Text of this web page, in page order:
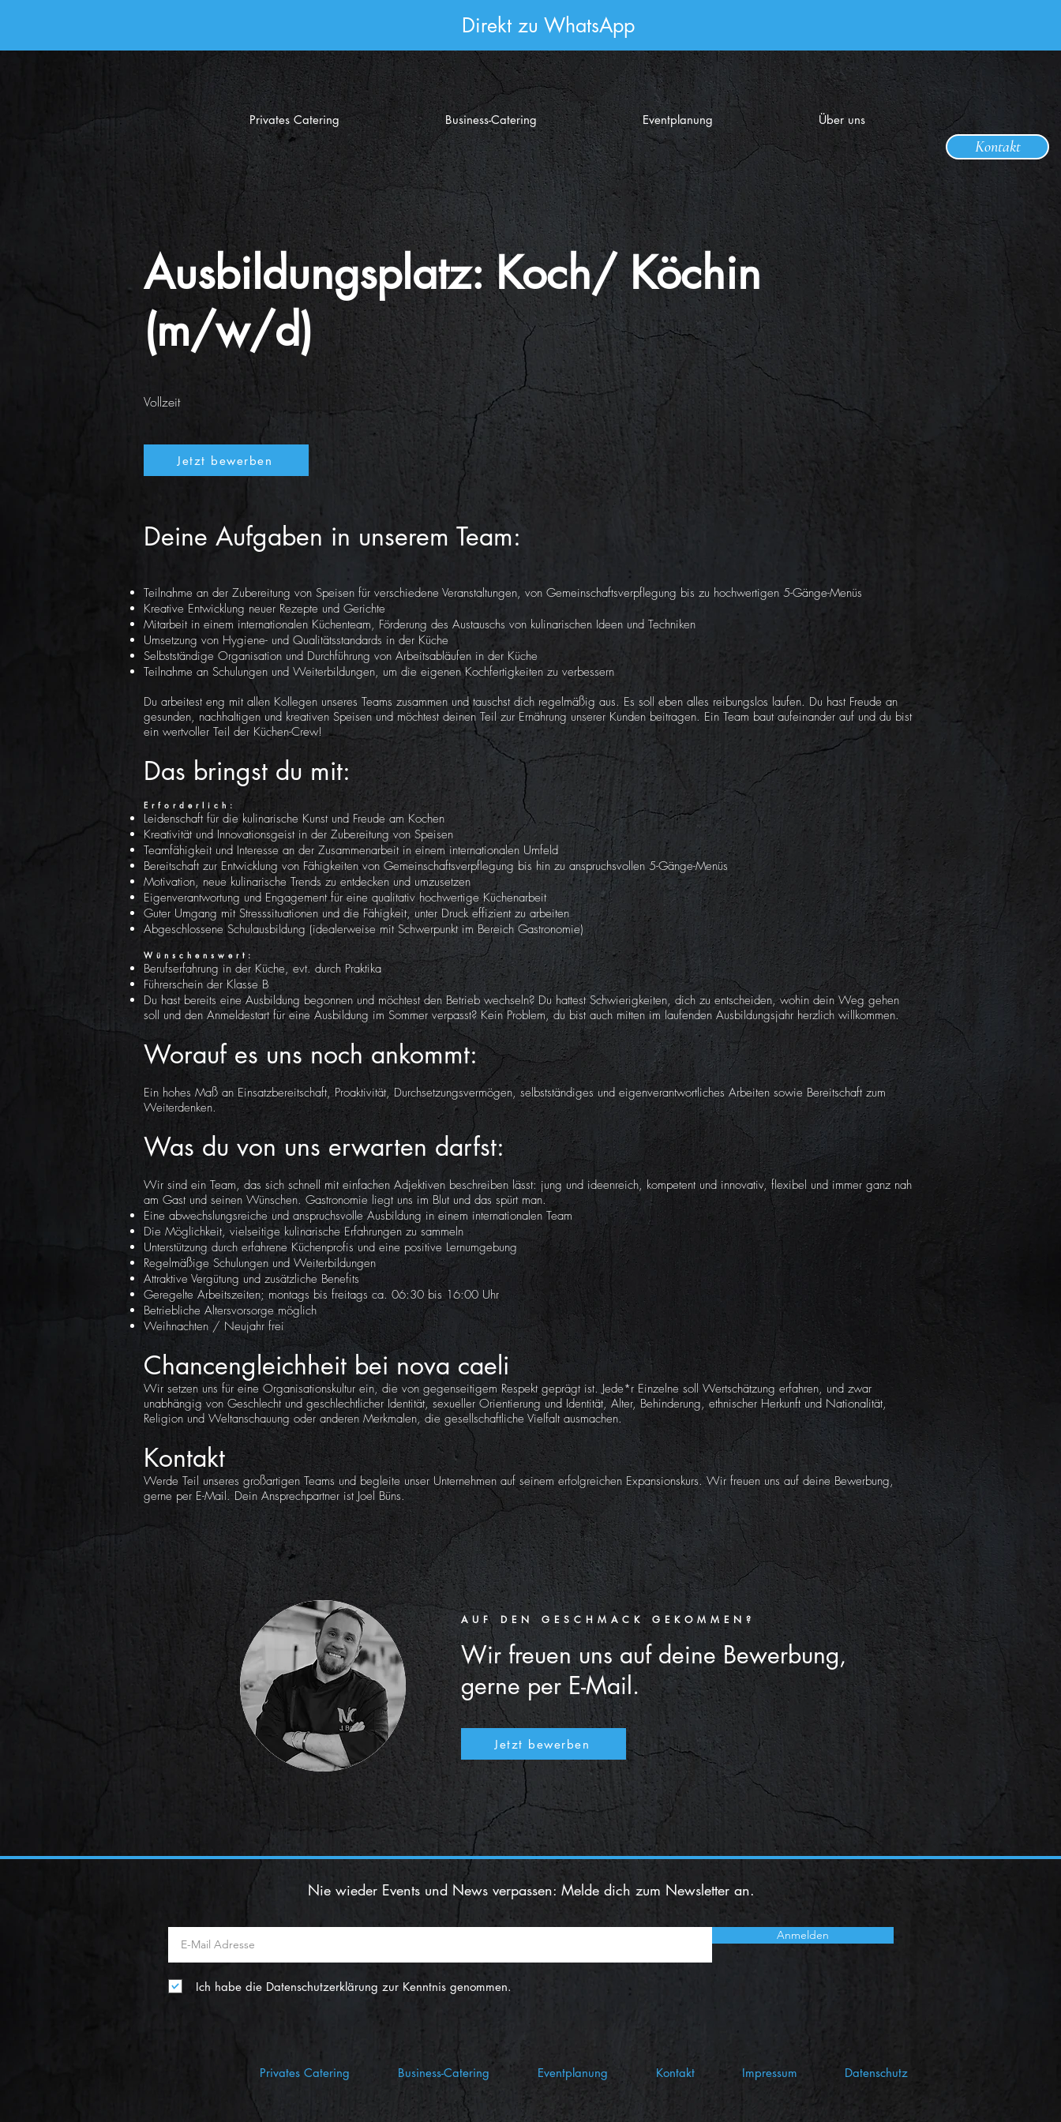
Kontakt
Direkt zu WhatsApp
Privates Catering Business-Catering Eventplanung Über uns
Ausbildungsplatz: Koch/ Köchin
(m/w/d)
Vollzeit
Jetzt bewerben
Deine Aufgaben in unserem Team:
Teilnahme an der Zubereitung von Speisen für verschiedene Veranstaltungen, von Gemeinschaftsverpflegung bis zu hochwertigen 5-Gänge-Menüs
Kreative Entwicklung neuer Rezepte und Gerichte
Mitarbeit in einem internationalen Küchenteam, Förderung des Austauschs von kulinarischen Ideen und Techniken
Umsetzung von Hygiene- und Qualitätsstandards in der Küche
Selbstständige Organisation und Durchführung von Arbeitsabläufen in der Küche
Teilnahme an Schulungen und Weiterbildungen, um die eigenen Kochfertigkeiten zu verbessern
Du arbeitest eng mit allen Kollegen unseres Teams zusammen und tauschst dich regelmäßig aus. Es soll eben alles reibungslos laufen. Du hast Freude an
gesunden, nachhaltigen und kreativen Speisen und möchtest deinen Teil zur Ernährung unserer Kunden beitragen. Ein Team baut aufeinander auf und du bist
ein wertvoller Teil der Küchen-Crew!
Das bringst du mit:
Erforderlich:
Leidenschaft für die kulinarische Kunst und Freude am Kochen
Kreativität und Innovationsgeist in der Zubereitung von Speisen
Teamfähigkeit und Interesse an der Zusammenarbeit in einem internationalen Umfeld
Bereitschaft zur Entwicklung von Fähigkeiten von Gemeinschaftsverpflegung bis hin zu anspruchsvollen 5-Gänge-Menüs
Motivation, neue kulinarische Trends zu entdecken und umzusetzen
Eigenverantwortung und Engagement für eine qualitativ hochwertige Küchenarbeit
Guter Umgang mit Stresssituationen und die Fähigkeit, unter Druck effizient zu arbeiten
Abgeschlossene Schulausbildung (idealerweise mit Schwerpunkt im Bereich Gastronomie)
Wünschenswert:
Berufserfahrung in der Küche, evt. durch Praktika
Führerschein der Klasse B
Du hast bereits eine Ausbildung begonnen und möchtest den Betrieb wechseln? Du hattest Schwierigkeiten, dich zu entscheiden, wohin dein Weg gehen
soll und den Anmeldestart für eine Ausbildung im Sommer verpasst? Kein Problem, du bist auch mitten im laufenden Ausbildungsjahr herzlich willkommen.
Worauf es uns noch ankommt:
Ein hohes Maß an Einsatzbereitschaft, Proaktivität, Durchsetzungsvermögen, selbstständiges und eigenverantwortliches Arbeiten sowie Bereitschaft zum
Weiterdenken.
Was du von uns erwarten darfst:
Wir sind ein Team, das sich schnell mit einfachen Adjektiven beschreiben lässt: jung und ideenreich, kompetent und innovativ, flexibel und immer ganz nah
am Gast und seinen Wünschen. Gastronomie liegt uns im Blut und das spürt man.
Eine abwechslungsreiche und anspruchsvolle Ausbildung in einem internationalen Team
Die Möglichkeit, vielseitige kulinarische Erfahrungen zu sammeln
Unterstützung durch erfahrene Küchenprofis und eine positive Lernumgebung
Regelmäßige Schulungen und Weiterbildungen
Attraktive Vergütung und zusätzliche Benefits
Geregelte Arbeitszeiten; montags bis freitags ca. 06:30 bis 16:00 Uhr
Betriebliche Altersvorsorge möglich
Weihnachten / Neujahr frei
Chancengleichheit bei nova caeli
Wir setzen uns für eine Organisationskultur ein, die von gegenseitigem Respekt geprägt ist. Jede*r Einzelne soll Wertschätzung erfahren, und zwar
unabhängig von Geschlecht und geschlechtlicher Identität, sexueller Orientierung und Identität, Alter, Behinderung, ethnischer Herkunft und Nationalität,
Religion und Weltanschauung oder anderen Merkmalen, die gesellschaftliche Vielfalt ausmachen.
Kontakt
Werde Teil unseres großartigen Teams und begleite unser Unternehmen auf seinem erfolgreichen Expansionskurs. Wir freuen uns auf deine Bewerbung,
gerne per E-Mail. Dein Ansprechpartner ist Joel Büns.
AUF DEN GESCHMACK GEKOMMEN?
Wir freuen uns auf deine Bewerbung,
gerne per E-Mail.
Jetzt bewerben
Nie wieder Events und News verpassen: Melde dich zum Newsletter an.
Ich habe die Datenschutzerklärung zur Kenntnis genommen.
Anmelden
Privates Catering Business-Catering Eventplanung Kontakt Impressum Datenschutz